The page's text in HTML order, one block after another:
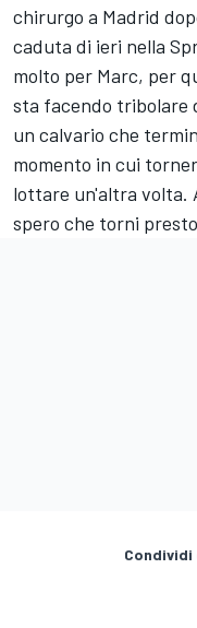
chirurgo a Madrid
caduta di ieri nella
molto per Marc, per
sta facendo tribolare
un calvario che
momento in cui
lottare un'altra volta.
spero che torni